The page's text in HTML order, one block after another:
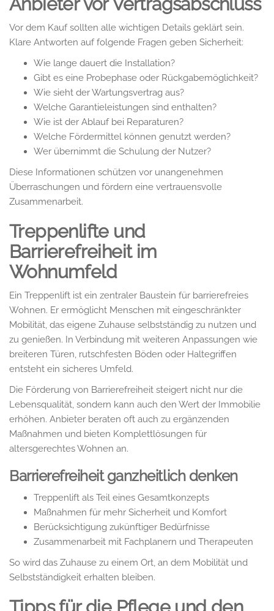
Vor dem Kauf sollten alle wichtigen Details geklärt sein.
Klare Antworten auf folgende Fragen geben Sicherheit:
Wie lange dauert die Installation?
Gibt es eine Probephase oder Rückgabemöglichkeit?
Wie sieht der Wartungsvertrag aus?
Welche Garantieleistungen sind enthalten?
Wie ist der Ablauf bei Reparaturen?
Welche Fördermittel können genutzt werden?
Wer übernimmt die Schulung der Nutzer?
Diese Informationen schützen vor unangenehmen
Überraschungen und fördern eine vertrauensvolle
Zusammenarbeit.
Treppenlifte und
Barrierefreiheit im
Wohnumfeld
Ein Treppenlift ist ein zentraler Baustein für barrierefreies
Wohnen. Er ermöglicht Menschen mit eingeschränkter
Mobilität, das eigene Zuhause selbstständig zu nutzen und
zu genießen. In Verbindung mit weiteren Anpassungen wie
breiteren Türen, rutschfesten Böden oder Haltegriffen
entsteht ein sicheres Umfeld.
Die Förderung von Barrierefreiheit steigert nicht nur die
Lebensqualität, sondern kann auch den Wert der Immobilie
erhöhen. Anbieter beraten oft auch zu ergänzenden
Maßnahmen und bieten Komplettlösungen für
altersgerechtes Wohnen an.
Barrierefreiheit ganzheitlich denken
Treppenlift als Teil eines Gesamtkonzepts
Maßnahmen für mehr Sicherheit und Komfort
Berücksichtigung zukünftiger Bedürfnisse
Zusammenarbeit mit Fachplanern und Therapeuten
So wird das Zuhause zu einem Ort, an dem Mobilität und
Selbstständigkeit erhalten bleiben.